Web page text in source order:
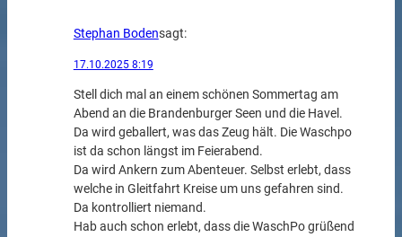
Stephan Bodensagt:
17.10.2025 8:19
Stell dich mal an einem schönen Sommertag am
Abend an die Brandenburger Seen und die Havel.
Da wird geballert, was das Zeug hält. Die Waschpo
ist da schon längst im Feierabend.
Da wird Ankern zum Abenteuer. Selbst erlebt, dass
welche in Gleitfahrt Kreise um uns gefahren sind.
Da kontrolliert niemand.
Hab auch schon erlebt, dass die WaschPo grüßend